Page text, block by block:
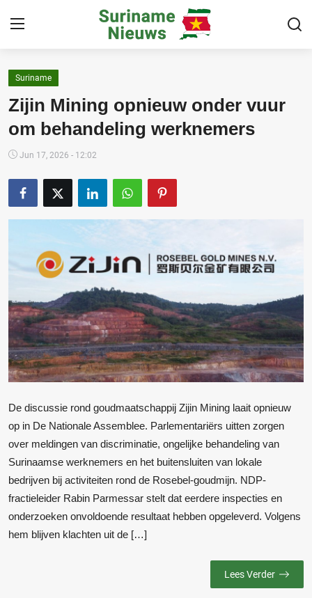
Home
Suriname
Buitenland
Sport
Cultuur & Media
Over
Suriname
Zijin Mining opnieuw onder vuur
om behandeling werknemers
Jun 17, 2026 - 12:02
De discussie rond goudmaatschappij Zijin Mining laait opnieuw
op in De Nationale Assemblee. Parlementariërs uitten zorgen
over meldingen van discriminatie, ongelijke behandeling van
Surinaamse werknemers en het buitensluiten van lokale
bedrijven bij activiteiten rond de Rosebel-goudmijn. NDP-
fractieleider Rabin Parmessar stelt dat eerdere inspecties en
onderzoeken onvoldoende resultaat hebben opgeleverd. Volgens
hem blijven klachten uit de […]
Lees Verder